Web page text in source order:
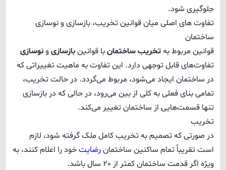
جلوگیری شود.
تفاوت های اصلی میان قوانین تخریب، بازسازی و نوسازی
ساختمان
قوانین مربوط بهتخریب ساختمانبا قوانینبازسازی ونوسازی
تفاوت‌های قابل توجهی دارد. این تفاوت به ماهیت تغییراتی که
در ساختمان ایجاد می‌شود، مربوط می‌گردد. در حالت تخریب،
تمامی بنای فعلی به کلی از بین می‌رود، در حالی که در بازسازی
تنها قسمت‌هایی از ساختمان تغییر می‌کند.
تخریب
در صورتی که تصمیم به تخریب کامل ملک گرفته شود، لازم
است تقریباً تمام ساکنین ساختمانرضایتخود را اعلام کنند، به
ویژه اگر قدمت ساختمان کمتر از 20 سال باشد.